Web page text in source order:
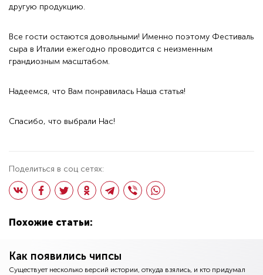
другую продукцию.
Все гости остаются довольными! Именно поэтому Фестиваль
сыра в Италии ежегодно проводится с неизменным
грандиозным масштабом.
Надеемся, что Вам понравилась Наша статья!
Спасибо, что выбрали Нас!
Поделиться в соц сетях:
Похожие статьи:
Как появились чипсы
Существует несколько версий истории, откуда взялись, и кто придумал